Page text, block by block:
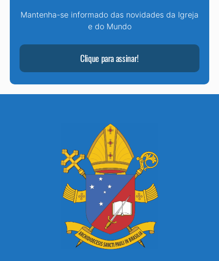
Mantenha-se informado das novidades da Igreja
e do Mundo
Clique para assinar!